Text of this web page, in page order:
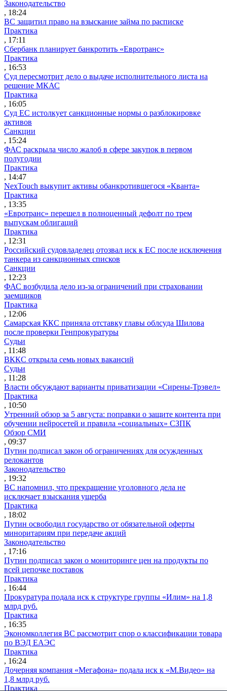
Законодательство
, 18:24
ВС защитил право на взыскание займа по расписке
Практика
, 17:11
Сбербанк планирует банкротить «Евротранс»
Практика
, 16:53
Суд пересмотрит дело о выдаче исполнительного листа на
решение МКАС
Практика
, 16:05
Суд ЕС истолкует санкционные нормы о разблокировке
активов
Санкции
, 15:24
ФАС раскрыла число жалоб в сфере закупок в первом
полугодии
Практика
, 14:47
NexTouch выкупит активы обанкротившегося «Кванта»
Практика
, 13:35
«Евротранс» перешел в полноценный дефолт по трем
выпускам облигаций
Практика
, 12:31
Российский судовладелец отозвал иск к ЕС после исключения
танкера из санкционных списков
Санкции
, 12:23
ФАС возбудила дело из-за ограничений при страховании
заемщиков
Практика
, 12:06
Самарская ККС приняла отставку главы облсуда Шилова
после проверки Генпрокуратуры
Судьи
, 11:48
ВККС открыла семь новых вакансий
Судьи
, 11:28
Власти обсуждают варианты приватизации «Сирены-Трэвел»
Практика
, 10:50
Утренний обзор за 5 августа: поправки о защите контента при
обучении нейросетей и правила «социальных» СЗПК
Обзор СМИ
, 09:37
Путин подписал закон об ограничениях для осужденных
релокантов
Законодательство
, 19:32
ВС напомнил, что прекращение уголовного дела не
исключает взыскания ущерба
Практика
, 18:02
Путин освободил государство от обязательной оферты
миноритариям при передаче акций
Законодательство
, 17:16
Путин подписал закон о мониторинге цен на продукты по
всей цепочке поставок
Практика
, 16:44
Прокуратура подала иск к структуре группы «Илим» на 1,8
млрд руб.
Практика
, 16:35
Экономколлегия ВС рассмотрит спор о классификации товара
по ВЭД ЕАЭС
Практика
, 16:24
Дочерняя компания «Мегафона» подала иск к «М.Видео» на
1,8 млрд руб.
Практика